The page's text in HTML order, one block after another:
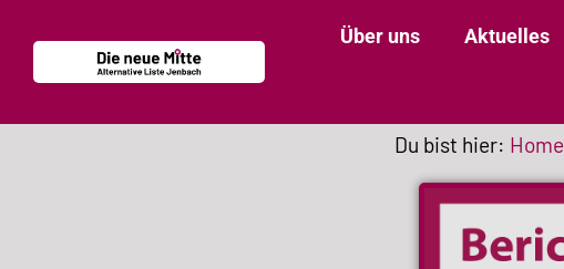
Über uns Aktuelles
Du bist hier: Home